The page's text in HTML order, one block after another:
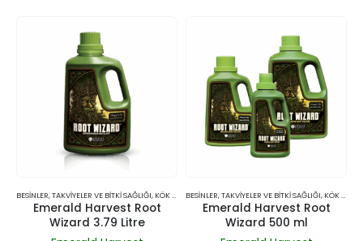
BESINLER, TAKVIYELER VE BITKI SAĞLIĞI, KÖK GÜÇLENDIRICILER, BAKTERILER VE MANTARLAR
Emerald Harvest Root
Wizard 3.79 Litre
BESINLER, TAKVIYELER VE BITKI SAĞLIĞI, KÖK GÜÇLENDIRICILER, BAKTERILER VE MANTARLAR
Emerald Harvest Root
Wizard 500 ml